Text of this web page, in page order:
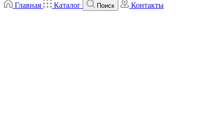
Главная Каталог Поиск Контакты